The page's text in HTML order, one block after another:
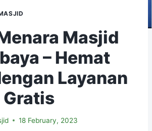
Masjid
– Hemat
Layanan
Gratis
18 February, 2023